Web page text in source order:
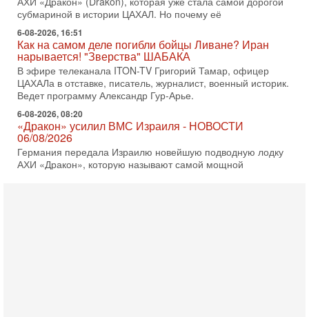
6-08-2026, 16:51
Как на самом деле погибли бойцы Ливане? Иран
нарывается! "Зверства" ШАБАКА
В эфире телеканала ITON-TV Григорий Тамар, офицер
ЦАХАЛа в отставке, писатель, журналист, военный историк.
Ведет программу Александр Гур-Арье.
6-08-2026, 08:20
«Дракон» усилил ВМС Израиля - НОВОСТИ
06/08/2026
Германия передала Израилю новейшую подводную лодку
АХИ «Дракон», которую называют самой мощной
субмариной на Ближнем Востоке. Передача прошла на
5-08-2026, 18:16